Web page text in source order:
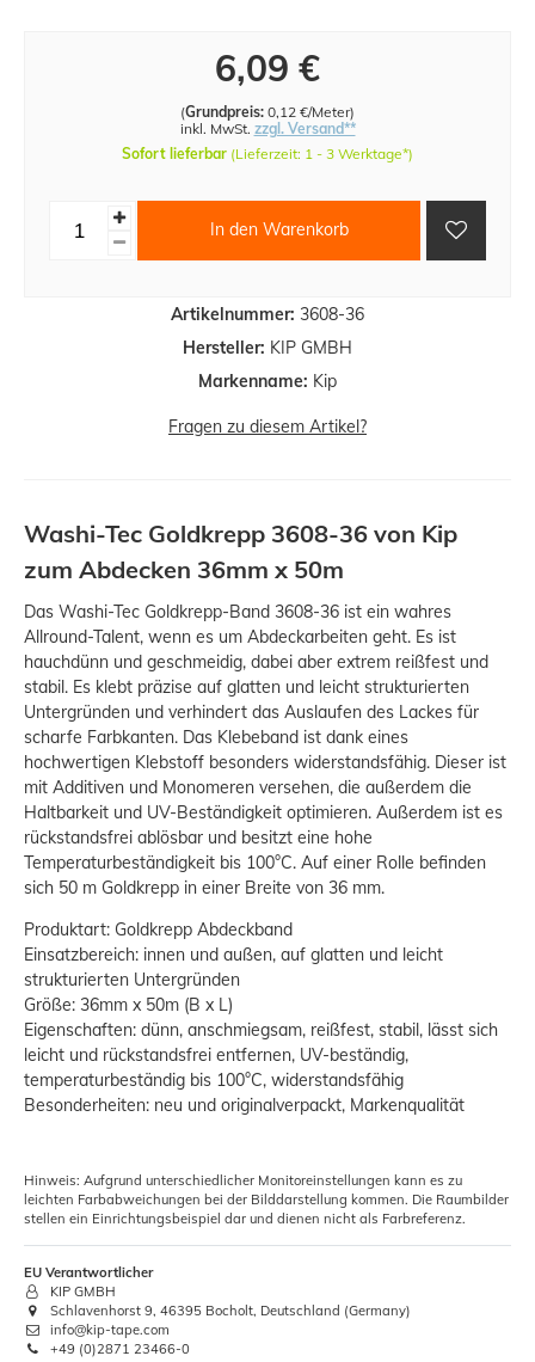
Artikelnummer: 3608-36
Hersteller: KIP GMBH
Markenname: Kip
6,09 €
(Grundpreis: 0,12 €/Meter)
inkl. MwSt. zzgl. Versand**
Sofort lieferbar (Lieferzeit: 1 - 3 Werktage*)
In den Warenkorb
Fragen zu diesem Artikel?
Washi-Tec Goldkrepp 3608-36 von Kip
zum Abdecken 36mm x 50m
Das Washi-Tec Goldkrepp-Band 3608-36 ist ein wahres
Allround-Talent, wenn es um Abdeckarbeiten geht. Es ist
hauchdünn und geschmeidig, dabei aber extrem reißfest und
stabil. Es klebt präzise auf glatten und leicht strukturierten
Untergründen und verhindert das Auslaufen des Lackes für
scharfe Farbkanten. Das Klebeband ist dank eines
hochwertigen Klebstoff besonders widerstandsfähig. Dieser ist
mit Additiven und Monomeren versehen, die außerdem die
Haltbarkeit und UV-Beständigkeit optimieren. Außerdem ist es
rückstandsfrei ablösbar und besitzt eine hohe
Temperaturbeständigkeit bis 100°C. Auf einer Rolle befinden
sich 50 m Goldkrepp in einer Breite von 36 mm.
Produktart: Goldkrepp Abdeckband
Einsatzbereich: innen und außen, auf glatten und leicht
strukturierten Untergründen
Größe: 36mm x 50m (B x L)
Eigenschaften: dünn, anschmiegsam, reißfest, stabil, lässt sich
leicht und rückstandsfrei entfernen, UV-beständig,
temperaturbeständig bis 100°C, widerstandsfähig
Besonderheiten: neu und originalverpackt, Markenqualität
Hinweis: Aufgrund unterschiedlicher Monitoreinstellungen kann es zu
leichten Farbabweichungen bei der Bilddarstellung kommen. Die Raumbilder
stellen ein Einrichtungsbeispiel dar und dienen nicht als Farbreferenz.
EU Verantwortlicher
KIP GMBH
Schlavenhorst 9, 46395 Bocholt, Deutschland (Germany)
info@kip-tape.com
+49 (0)2871 23466-0